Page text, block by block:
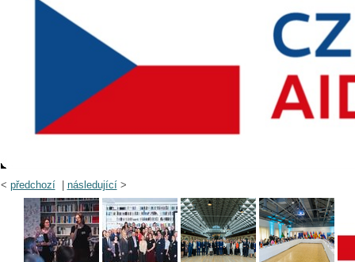
< předchozí| následující>